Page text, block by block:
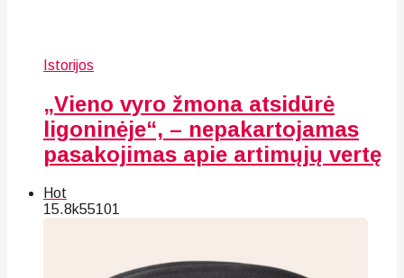
Istorijos
„Vieno vyro žmona atsidūrė
ligoninėje“, – nepakartojamas
pasakojimas apie artimųjų vertę
Hot
15.8k55101